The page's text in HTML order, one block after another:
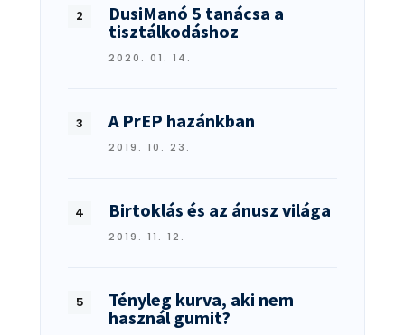
DusiManó 5 tanácsa a
tisztálkodáshoz
2020. 01. 14.
A PrEP hazánkban
2019. 10. 23.
Birtoklás és az ánusz világa
2019. 11. 12.
Tényleg kurva, aki nem
használ gumit?